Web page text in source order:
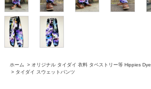
ホーム > オリジナル タイダイ 衣料 タペストリー等 Hippies Dye
> タイダイ スウェットパンツ